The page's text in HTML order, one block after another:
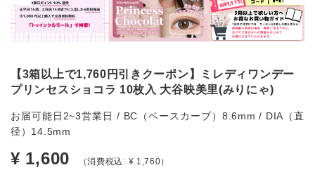
【3箱以上で1,760円引きクーポン】ミレディワンデー
プリンセスショコラ 10枚入 大谷映美里(みりにゃ)
お届可能日2~3営業日 / BC（ベースカーブ）8.6mm / DIA（直
径）14.5mm
¥ 1,600 （消費税込: ¥ 1,760）